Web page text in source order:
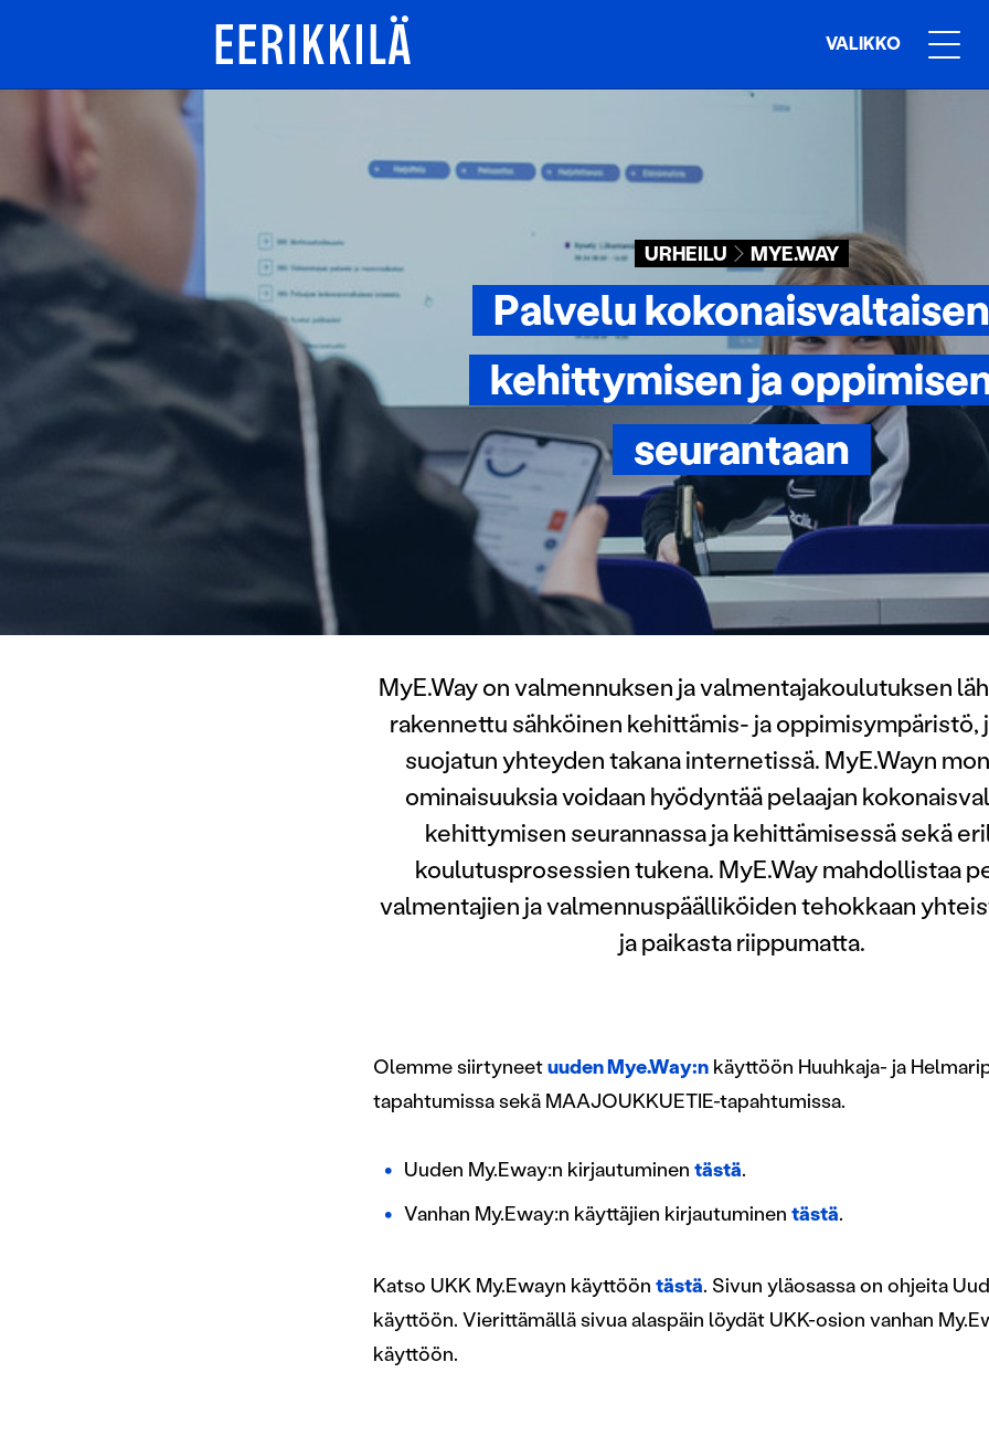
VALIKKO
URHEILU MYE.WAY
Palvelu kokonaisvaltaisen
kehittymisen ja
seurantaan
MyE.Way on valmennuksen ja valmentajakoulutuksen
rakennettu sähköinen kehittämis- ja oppimisympäristö,
suojatun yhteyden takana internetissä. MyE.Wayn
ominaisuuksia voidaan hyödyntää pelaajan
kehittymisen seurannassa ja kehittämisessä sekä
koulutusprosessien tukena. MyE.Way mahdollistaa
valmentajien ja valmennuspäälliköiden tehokkaan
ja paikasta riippumatta.
Olemme siirtyneetuuden Mye.Way:n käyttöön Huuhkaja- ja
tapahtumissa sekä MAAJOUKKUETIE-tapahtumissa.
Uuden My.Eway:n kirjautuminen tästä.
Vanhan My.Eway:n käyttäjien kirjautuminen tästä.
Katso UKK My.Ewayn käyttöön tästä. Sivun yläosassa on ohjeita
käyttöön. Vierittämällä sivua alaspäin löydät UKK-osion vanhan
käyttöön.